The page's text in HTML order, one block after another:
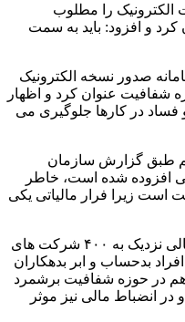
را مطلوب
۲۵ درصد عنوان کرد و افزود: باید به سمت
صدور نسخه الکترونیک
شفافیت عنوان کرد و اظهار
در کارها جلوگیری می
طبق گزارش سازمان
افزوده شده است، خاطر
است زیرا فرار مالیاتی یکی
آیت الله رئیسی انتشار صورت های مالی نزدیک به ۴۰۰ شرکت های
بدحساب و ابر بدهکاران
در حوزه شفافیت برشمرد
در انضباط مالی نیز موثر